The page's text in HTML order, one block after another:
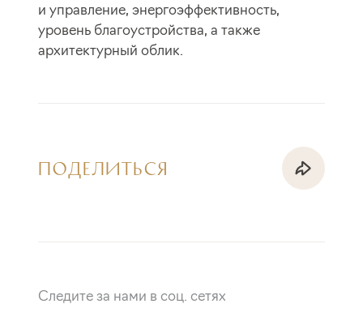
и управление, энергоэффективность,
уровень благоустройства, а также
архитектурный облик.
ПОДЕЛИТЬСЯ
Следите за нами в соц. сетях